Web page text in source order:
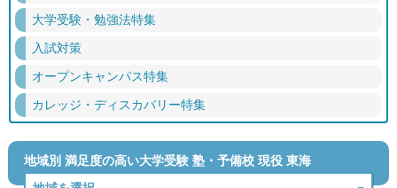
大学受験・勉強法特集
入試対策
オープンキャンパス特集
カレッジ・ディスカバリー特集
地域別 満足度の高い大学受験 塾・予備校 現役 東海